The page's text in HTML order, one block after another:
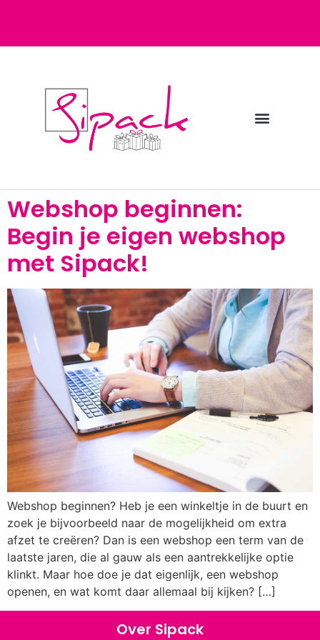
Webshop beginnen:
Begin je eigen webshop
met Sipack!
Webshop beginnen? Heb je een winkeltje in de buurt en
zoek je bijvoorbeeld naar de mogelijkheid om extra
afzet te creëren? Dan is een webshop een term van de
laatste jaren, die al gauw als een aantrekkelijke optie
klinkt. Maar hoe doe je dat eigenlijk, een webshop
openen, en wat komt daar allemaal bij kijken? […]
Over Sipack